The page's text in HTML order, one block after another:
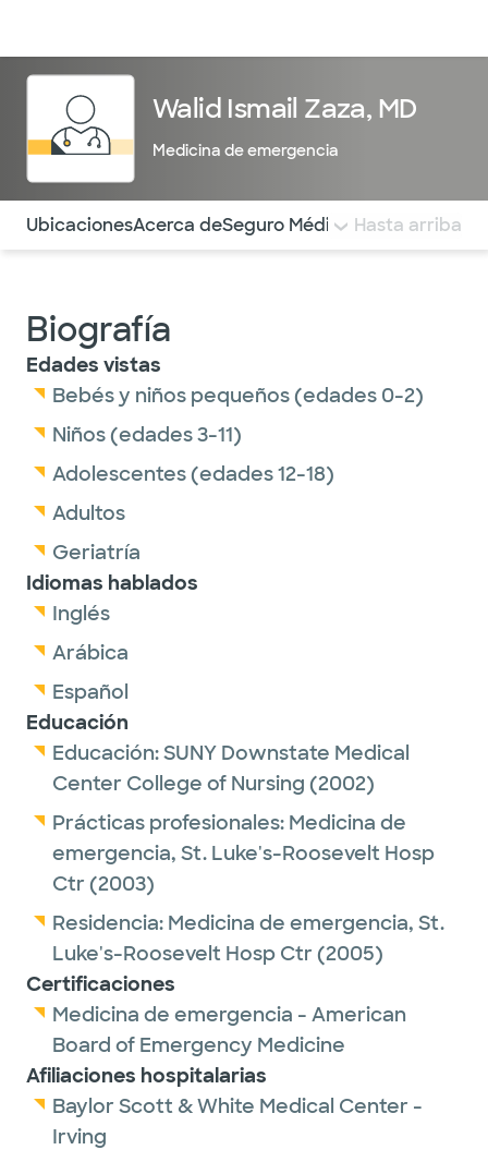
Walid Ismail Zaza, MD
Medicina de emergencia
Utilice esta navegación para saltar rápidamente a
UbicacionesAcerca deSeguro Médico COMENTARIOS
Hasta arriba
Biografía
Edades vistas
Bebés y niños pequeños (edades 0-2)
Niños (edades 3-11)
Adolescentes (edades 12-18)
Adultos
Geriatría
Idiomas hablados
Inglés
Arábica
Español
Educación
Educación:SUNY Downstate Medical
Center College of Nursing (2002)
Prácticas profesionales: Medicina de
emergencia, St. Luke's-Roosevelt Hosp
Ctr (2003)
Residencia: Medicina de emergencia, St.
Luke's-Roosevelt Hosp Ctr (2005)
Certificaciones
Medicina de emergencia - American
Board of Emergency Medicine
Afiliaciones hospitalarias
Baylor Scott & White Medical Center -
Irving